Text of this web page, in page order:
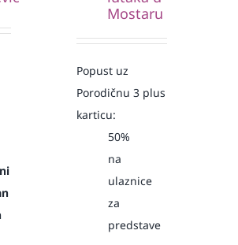
Mostaru
Popust uz
Porodičnu 3 plus
karticu:
50%
na
ulaznice
za
predstave